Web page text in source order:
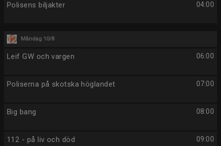
04:00
Polisens biljakter
Måndag 10/8
06:00
Leif GW och vargen
07:00
Poliserna på skotska höglandet
08:00
Big bang
09:00
112 - på liv och död